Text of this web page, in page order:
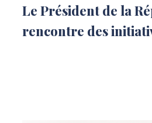
Le Président de la
rencontre des